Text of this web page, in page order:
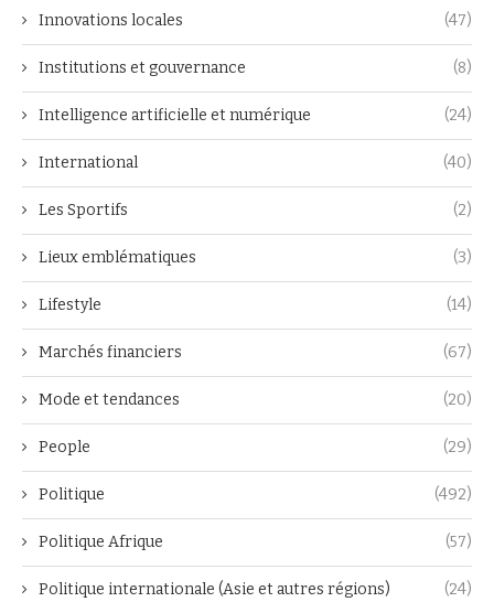
Innovations locales (47)
Institutions et gouvernance (8)
Intelligence artificielle et numérique (24)
International (40)
Les Sportifs (2)
Lieux emblématiques (3)
Lifestyle (14)
Marchés financiers (67)
Mode et tendances (20)
People (29)
Politique (492)
Politique Afrique (57)
Politique internationale (Asie et autres régions) (24)